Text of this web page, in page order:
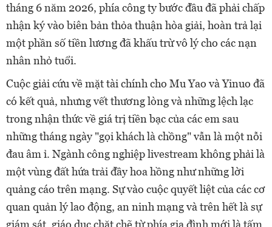
tháng 6 năm 2026, phía công ty bước đầu đã phải chấp
nhận ký vào biên bản thỏa thuận hòa giải, hoàn trả lại
một phần số tiền lương đã khấu trừ vô lý cho các nạn
nhân nhỏ tuổi.
Cuộc giải cứu về mặt tài chính cho Mu Yao và Yinuo đã
có kết quả, nhưng vết thương lòng và những lệch lạc
trong nhận thức về giá trị tiền bạc của các em sau
những tháng ngày "gọi khách là chồng" vẫn là một nỗi
đau âm ỉ. Ngành công nghiệp livestream không phải là
một vùng đất hứa trải đầy hoa hồng như những lời
quảng cáo trên mạng. Sự vào cuộc quyết liệt của các cơ
quan quản lý lao động, an ninh mạng và trên hết là sự
giám sát, giáo dục chặt chẽ từ phía gia đình mới là tấm